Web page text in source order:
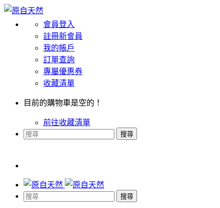
會員登入
註冊新會員
我的帳戶
訂單查詢
專屬優惠券
收藏清單
目前的購物車是空的！
前往收藏清單
搜尋
搜尋